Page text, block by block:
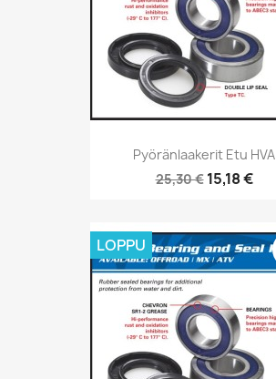
Pyöränlaakerit Etu HVA
25,30 € 15,18 €
LOPPU